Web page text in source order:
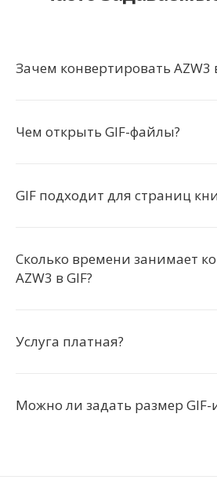
Зачем конвертировать AZW3
Чем открыть GIF-файлы?
GIF подходит для страниц
Сколько времени занимает
AZW3 в GIF?
Услуга платная?
Можно ли задать размер